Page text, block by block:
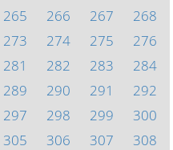
265 266 267
268
273 274 275
276
281 282 283
284
289 290 291
292
297 298 299
300
305 306 307
308